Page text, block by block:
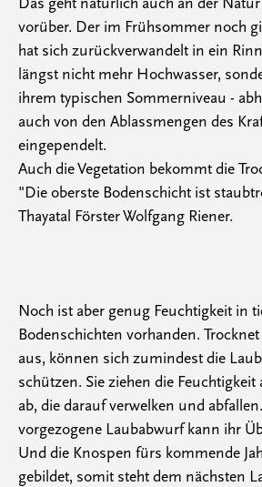
vorüber. Der im Frühsommer noch
hat sich zurückverwandelt in ein
längst nicht mehr Hochwasser,
ihrem typischen Sommerniveau -
auch von den Ablassmengen des
eingependelt.
Auch die Vegetation bekommt die
"Die oberste Bodenschicht ist
Thayatal Förster Wolfgang Riener.
Noch ist aber genug Feuchtigkeit in
Bodenschichten vorhanden.
aus, können sich zumindest die
schützen. Sie ziehen die
ab, die darauf verwelken und
vorgezogene Laubabwurf kann ihr
Und die Knospen fürs kommende
gebildet, somit steht dem nächsten